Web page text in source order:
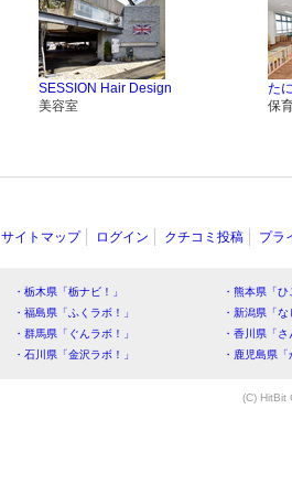
SESSION Hair Design
美容室
た
保
サイトマップ ログイン クチコミ投稿 プラ
・栃木県「栃ナビ！」
・熊本県「
・福島県「ふくラボ！」
・新潟県「
・群馬県「ぐんラボ！」
・香川県「
・石川県「金沢ラボ！」
・鹿児島県
(C) HitBit